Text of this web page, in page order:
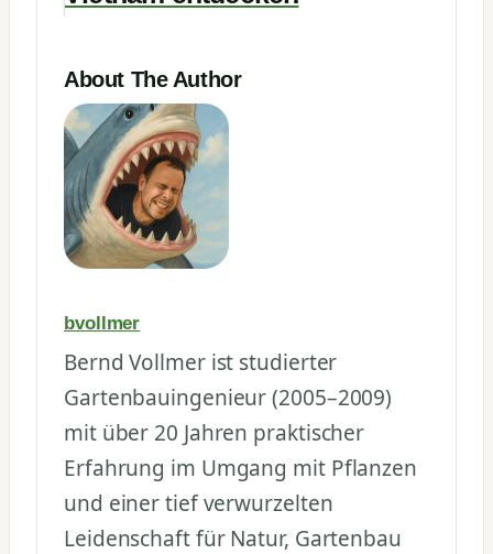
About The Author
bvollmer
Bernd Vollmer ist studierter
Gartenbauingenieur (2005–2009)
mit über 20 Jahren praktischer
Erfahrung im Umgang mit Pflanzen
und einer tief verwurzelten
Leidenschaft für Natur, Gartenbau